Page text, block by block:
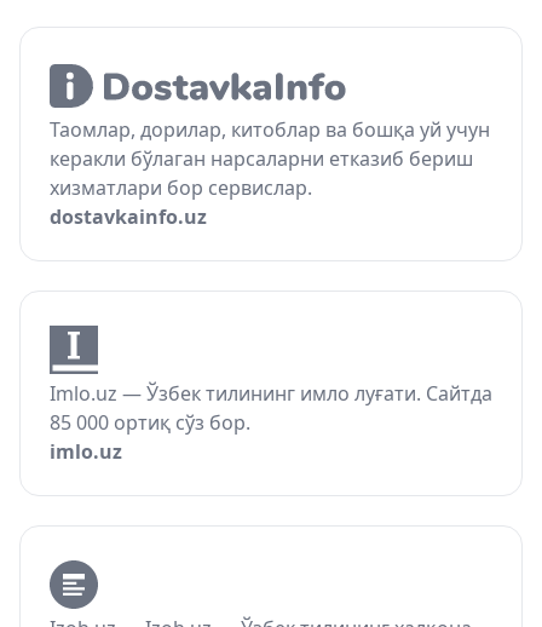
Таомлар, дорилар, китоблар ва бошқа уй учун
керакли бўлаган нарсаларни етказиб бериш
хизматлари бор сервислар.
dostavkainfo.uz
Imlo.uz — Ўзбек тилининг имло луғати. Сайтда
85 000 ортиқ сўз бор.
imlo.uz